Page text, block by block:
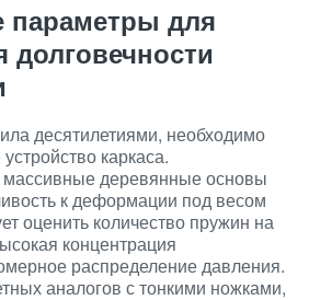
параметры для
долговечности
десятилетиями, необходимо
каркаса.
массивные деревянные основы
к деформации под весом
оценить количество пружин на
концентрация
распределение давления.
аналогов с тонкими ножками,